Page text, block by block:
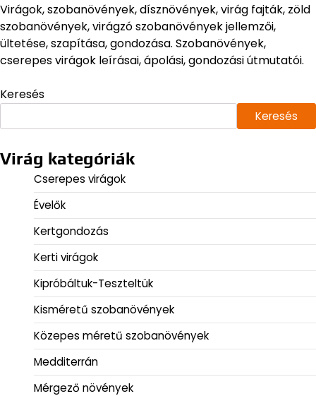
Virágok, szobanövények, dísznövények, virág fajták, zöld
szobanövények, virágzó szobanövények jellemzői,
ültetése, szapítása, gondozása. Szobanövények,
cserepes virágok leírásai, ápolási, gondozási útmutatói.
Keresés
Keresés
Virág kategóriák
Cserepes virágok
Évelők
Kertgondozás
Kerti virágok
Kipróbáltuk-Teszteltük
Kisméretű szobanövények
Közepes méretű szobanövények
Medditerrán
Mérgező növények